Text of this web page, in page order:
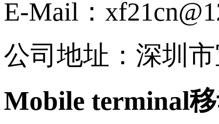
E-Mail：
公司地址：深圳
Mobile terminal